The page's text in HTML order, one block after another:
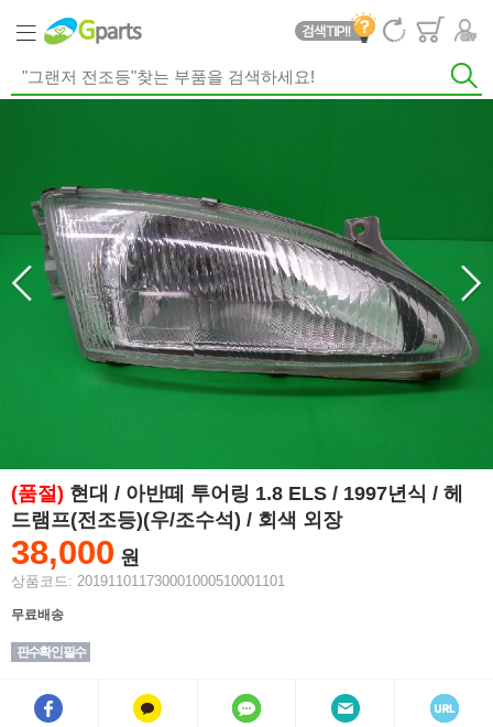
(품절) 현대 / 아반떼 투어링 1.8 ELS / 1997년식 / 헤
드램프(전조등)(우/조수석) / 회색 외장
38,000 원
상품코드: 201911011730001000510001101
무료배송
핀수확인 필수